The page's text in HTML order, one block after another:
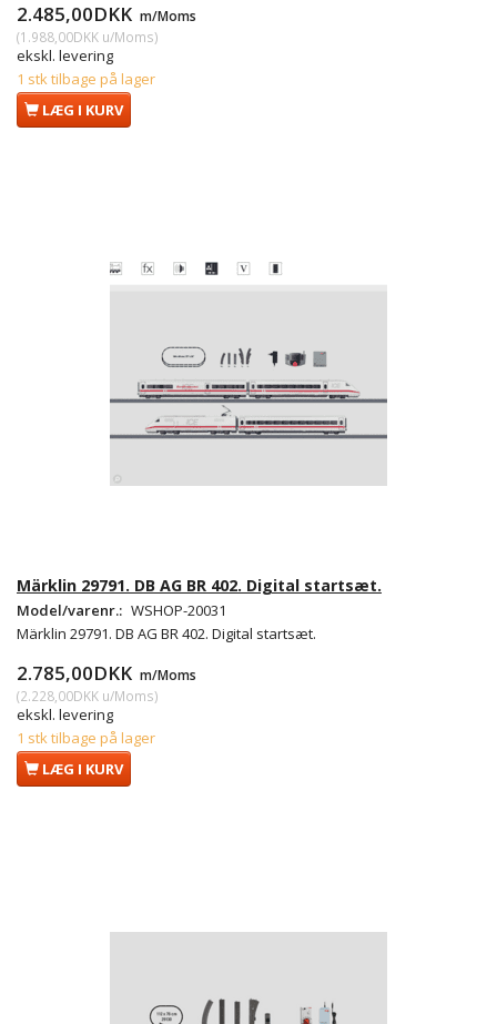
2.485,00DKK m/Moms
(1.988,00DKK u/Moms)
ekskl. levering
1 stk tilbage på lager
LÆG I KURV
Märklin 29791. DB AG BR 402. Digital startsæt.
Model/varenr.: WSHOP-20031
Märklin 29791. DB AG BR 402. Digital startsæt.
2.785,00DKK m/Moms
(2.228,00DKK u/Moms)
ekskl. levering
1 stk tilbage på lager
LÆG I KURV